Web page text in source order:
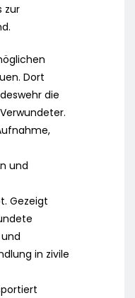
zur
Dort
die
und
Gezeigt
in zivile